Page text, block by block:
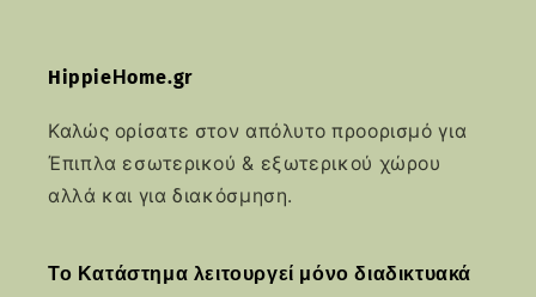
HippieΗome.gr
Καλώς ορίσατε στον απόλυτο προορισμό για
Έπιπλα εσωτερικού & εξωτερικού χώρου
αλλά και για διακόσμηση.
Το Κατάστημα λειτουργεί μόνο διαδικτυακά